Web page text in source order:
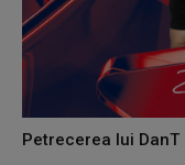
Petrecerea lui DanT